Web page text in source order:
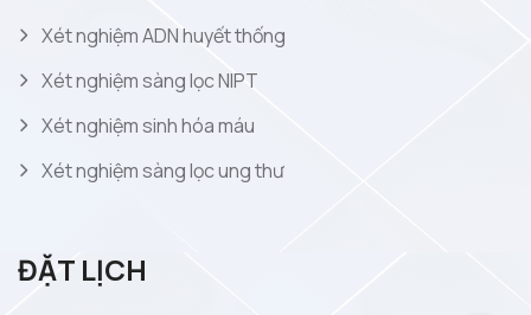
Xét nghiệm ADN huyết thống
Xét nghiệm sàng lọc NIPT
Xét nghiệm sinh hóa máu
Xét nghiệm sàng lọc ung thư
ĐẶT LỊCH